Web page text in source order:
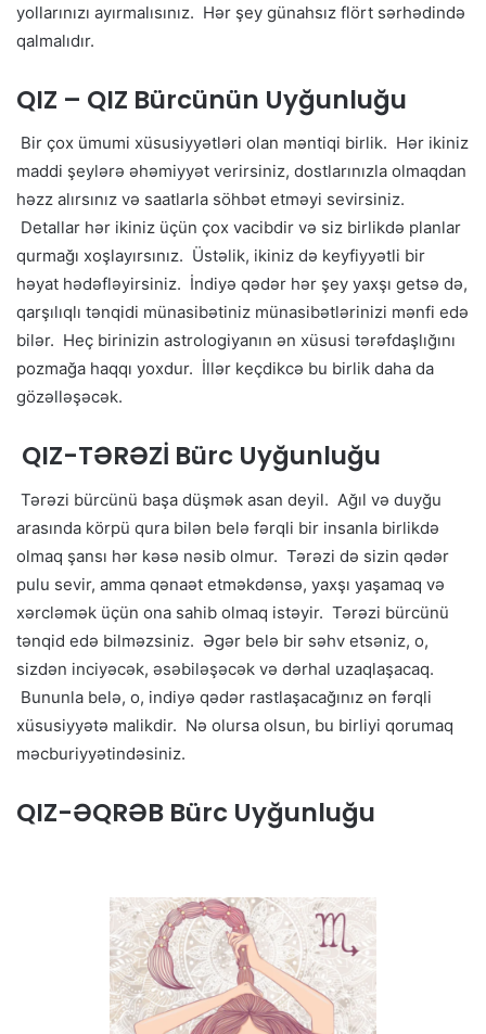
yollarınızı ayırmalısınız. Hər şey günahsız flört sərhədində
qalmalıdır.
QIZ – QIZ Bürcünün Uyğunluğu
Bir çox ümumi xüsusiyyətləri olan məntiqi birlik. Hər ikiniz
maddi şeylərə əhəmiyyət verirsiniz, dostlarınızla olmaqdan
həzz alırsınız və saatlarla söhbət etməyi sevirsiniz.
Detallar hər ikiniz üçün çox vacibdir və siz birlikdə planlar
qurmağı xoşlayırsınız. Üstəlik, ikiniz də keyfiyyətli bir
həyat hədəfləyirsiniz. İndiyə qədər hər şey yaxşı getsə də,
qarşılıqlı tənqidi münasibətiniz münasibətlərinizi mənfi edə
bilər. Heç birinizin astrologiyanın ən xüsusi tərəfdaşlığını
pozmağa haqqı yoxdur. İllər keçdikcə bu birlik daha da
gözəlləşəcək.
QIZ-TƏRƏZİ Bürc Uyğunluğu
Tərəzi bürcünü başa düşmək asan deyil. Ağıl və duyğu
arasında körpü qura bilən belə fərqli bir insanla birlikdə
olmaq şansı hər kəsə nəsib olmur. Tərəzi də sizin qədər
pulu sevir, amma qənaət etməkdənsə, yaxşı yaşamaq və
xərcləmək üçün ona sahib olmaq istəyir. Tərəzi bürcünü
tənqid edə bilməzsiniz. Əgər belə bir səhv etsəniz, o,
sizdən inciyəcək, əsəbiləşəcək və dərhal uzaqlaşacaq.
Bununla belə, o, indiyə qədər rastlaşacağınız ən fərqli
xüsusiyyətə malikdir. Nə olursa olsun, bu birliyi qorumaq
məcburiyyətindəsiniz.
QIZ-ƏQRƏB Bürc Uyğunluğu